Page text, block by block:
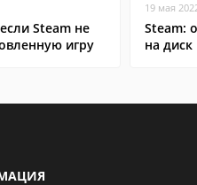
Steam не
игру
19 мая
Steam:
на диск